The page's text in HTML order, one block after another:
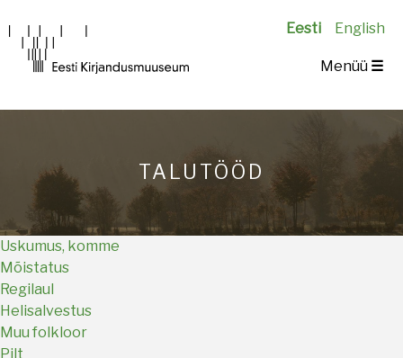
Eesti English
Main
Menüü ☰
TALUTÖÖD
Uskumus, komme
Mõistatus
Regilaul
Helisalvestus
Muu folkloor
Pilt